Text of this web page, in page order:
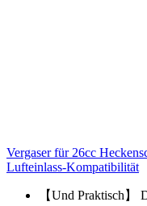
Vergaser für 26cc
Lufteinlass-Kompatibilität
【Und Praktisch】